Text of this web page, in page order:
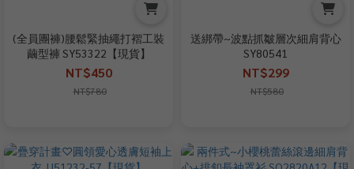
(全員團褲)腰鬆緊抽繩打褶工裝
繭型褲 SY53322【現貨】
NT$450
NT$780
送綁帶~波點抓皺層次細肩背心
SY80541
NT$299
NT$580